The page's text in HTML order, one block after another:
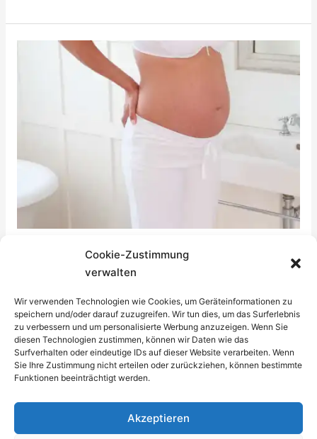
Cookie-Zustimmung
verwalten
Wir verwenden Technologien wie Cookies, um Geräteinformationen zu
speichern und/oder darauf zuzugreifen. Wir tun dies, um das Surferlebnis
zu verbessern und um personalisierte Werbung anzuzeigen. Wenn Sie
diesen Technologien zustimmen, können wir Daten wie das
Surfverhalten oder eindeutige IDs auf dieser Website verarbeiten. Wenn
Sie Ihre Zustimmung nicht erteilen oder zurückziehen, können bestimmte
Funktionen beeinträchtigt werden.
Akzeptieren
richtig
deuten
14. SSW / 14. Woche schwanger
Ab der 14. SSW beobachten Frauen oft
Veränderungen bei Leberflecken. Sie werden oft
größer und dunkler, auch kommen vielleicht neue
Leberflecken hinzu. Meist sind diese harmlos.